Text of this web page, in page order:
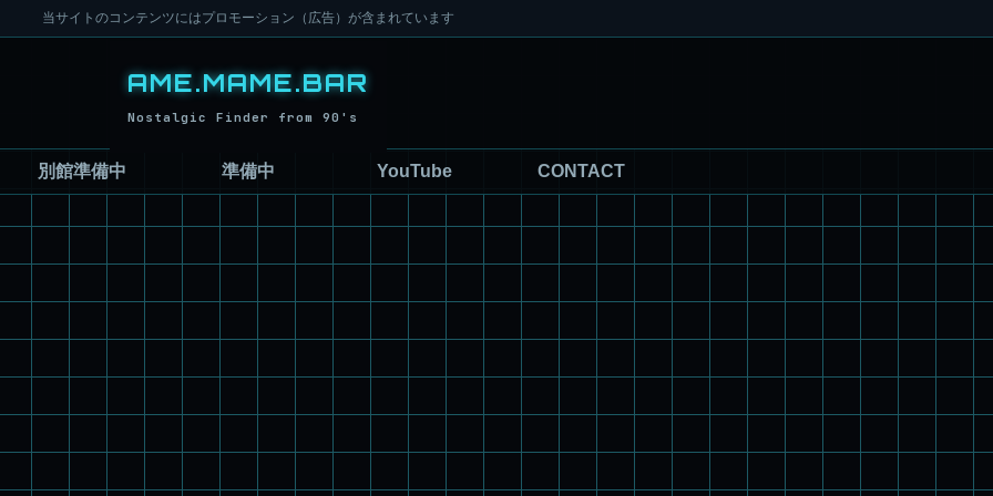
当サイトのコンテンツにはプロモーション（広告）が含まれています
別館準備中 準備中 YouTube CONTACT